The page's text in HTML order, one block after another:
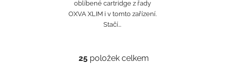
oblíbené cartridge z řady
OXVA XLIM i v tomto zařízení.
Stačí...
O
25položek celkem